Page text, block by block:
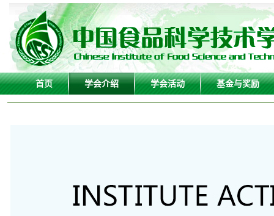
首页 学会介绍 学会活动 基金与奖励